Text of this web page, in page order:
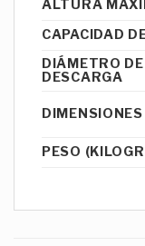
ALTURA
CAPACIDAD
DIÁMETRO
DESCARGA
DIMENSIONES
PESO